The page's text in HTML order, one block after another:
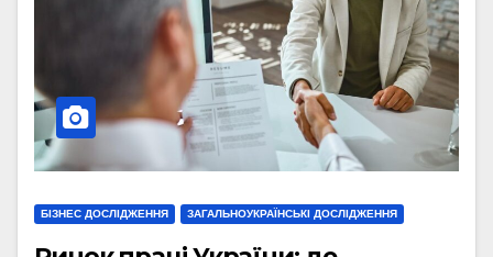
БІЗНЕС ДОСЛІДЖЕННЯ ЗАГАЛЬНОУКРАЇНСЬКІ ДОСЛІДЖЕННЯ